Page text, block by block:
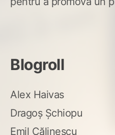
Blogroll
Alex Haivas
Dragoș Șchiopu
Emil Călinescu